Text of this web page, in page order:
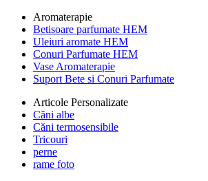
Aromaterapie
Betisoare parfumate HEM
Uleiuri aromate HEM
Conuri Parfumate HEM
Vase Aromaterapie
Suport Bete si Conuri Parfumate
Articole Personalizate
Căni albe
Căni termosensibile
Tricouri
perne
rame foto